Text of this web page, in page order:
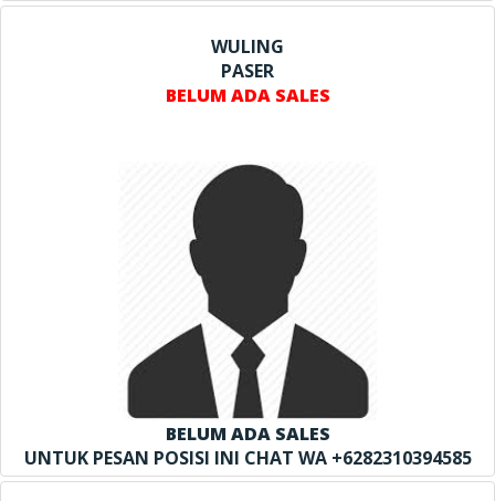
WULING
PASER
BELUM ADA SALES
BELUM ADA SALES
UNTUK PESAN POSISI INI CHAT WA +6282310394585